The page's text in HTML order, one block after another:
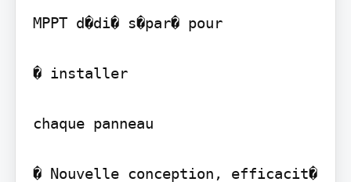
MPPT d�di� s�par� pour
� installer
chaque panneau
� Nouvelle conception, efficacit�